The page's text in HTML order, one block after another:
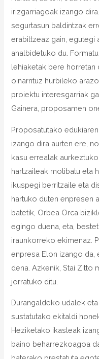
irizgarriagoak izango
segurtasun baldintzak
erabiltzeaz gain,
ahalbidetuko du.
lehiaketak bere horretan
oinarrituz hurbileko
proiektu interesgarriak
Gainera, proposamen
Proposatutako
izango dira aurten ere,
kasu errealak
hartzaileak motibatu eta
ikuspegi berritzaile eta
hartuko duten enpresen
batetik, Orbea Orca
egingo duena, eta,
iraunkorreko ekimenaz.
enpresa Elon izango da,
dena. Azkenik, Stai Zitto
jorratuko ditu.
Durangaldeko udalek
sustatutako ekitaldi
Heziketako ikasleak
baino beharrezkoagoa